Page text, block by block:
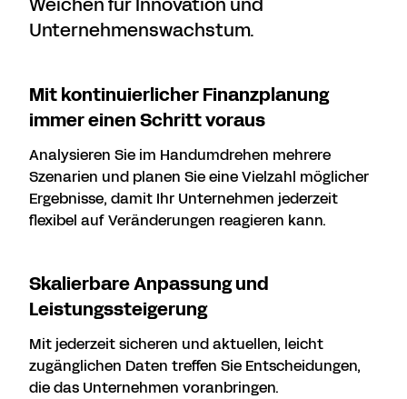
Unternehmenswachstum.
Mit kontinuierlicher Finanzplanung
immer einen Schritt voraus
Analysieren Sie im Handumdrehen mehrere
Szenarien und planen Sie eine Vielzahl möglicher
Ergebnisse, damit Ihr Unternehmen jederzeit
flexibel auf Veränderungen reagieren kann.
Skalierbare Anpassung und
Leistungssteigerung
Mit jederzeit sicheren und aktuellen, leicht
zugänglichen Daten treffen Sie Entscheidungen,
die das Unternehmen voranbringen.